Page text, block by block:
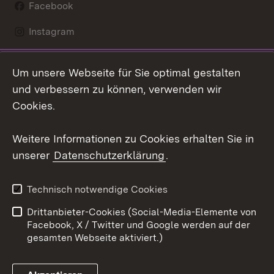
Facebook
Instagram
Mastodon
Youtube
Kontakt
Datenschutz
Barrierefreiheit
Impressum Cookies
Um unsere Webseite für Sie optimal gestalten
und verbessern zu können, verwenden wir
Cookies.
Weitere Informationen zu Cookies erhalten Sie in
unserer Datenschutzerklärung.
Technisch notwendige Cookies
Drittanbieter-Cookies (Social-Media-Elemente von
Facebook, X / Twitter und Google werden auf der
gesamten Webseite aktiviert.)